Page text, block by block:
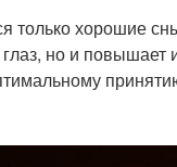
только хорошие
но и